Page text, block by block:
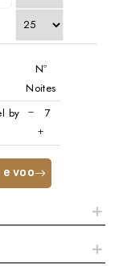
Nº
Noites
by
voo